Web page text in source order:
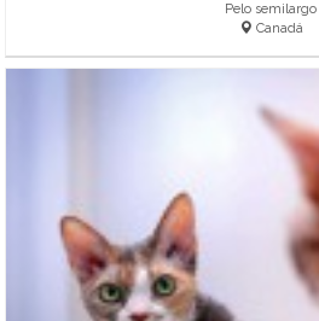
Pelo semilargo
Canadá